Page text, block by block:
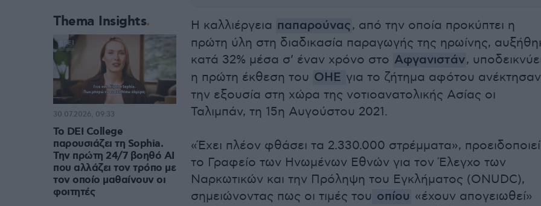
Η καλλιέργεια παπαρούνας, από την οποία προκύπτει η
πρώτη ύλη στη διαδικασία παραγωγής της ηρωίνης,
κατά 32% μέσα σ’ έναν χρόνο στο Αφγανιστάν,
η πρώτη έκθεση του ΟΗΕ για το ζήτημα αφότου ανέκτησαν
την εξουσία στη χώρα της νοτιοανατολικής Ασίας οι
Ταλιμπάν, τη 15η Αυγούστου 2021.
«Έχει πλέον φθάσει τα 2.330.000 στρέμματα», προειδοποιεί
το Γραφείο των Ηνωμένων Εθνών για τον Έλεγχο των
Ναρκωτικών και την Πρόληψη του Εγκλήματος (ONUDC),
σημειώνοντας πως οι τιμές του οπίου «έχουν απογειωθεί»
Thema Insights
Το DEI College
παρουσιάζει τη Sophia.
Την πρώτη 24/7 βοηθό AI
που αλλάζει τον τρόπο με
τον οποίο μαθαίνουν οι
φοιτητές
30.07.2026, 09:33